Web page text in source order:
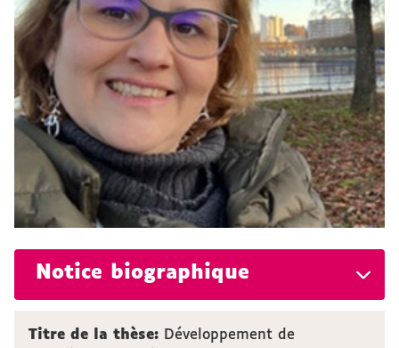
Notice biographique
Titre de la thèse: Développement de